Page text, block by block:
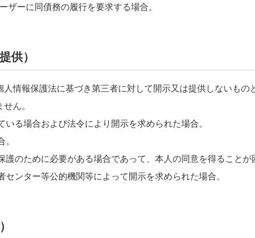
ザーに同債務の履行を要求する場合。
供）
人情報保護法に基づき第三者に対して開示又は提供しないも
ん。
る場合および法令により開示を求められた場合。
のために必要がある場合であって、本人の同意を得ることが
ンター等公的機関等によって開示を求められた場合。